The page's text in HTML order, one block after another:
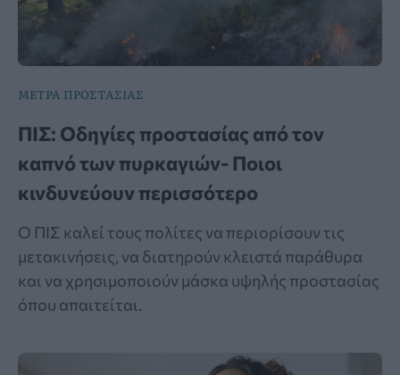
ΜΕΤΡΑ ΠΡΟΣΤΑΣΙΑΣ
ΠΙΣ: Οδηγίες προστασίας από τον
καπνό των πυρκαγιών- Ποιοι
κινδυνεύουν περισσότερο
Ο ΠΙΣ καλεί τους πολίτες να περιορίσουν τις
μετακινήσεις, να διατηρούν κλειστά παράθυρα
και να χρησιμοποιούν μάσκα υψηλής προστασίας
όπου απαιτείται.